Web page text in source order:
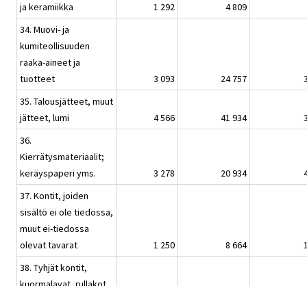
ja keramiikka
1 292
4 809
34. Muovi- ja
kumiteollisuuden
raaka-aineet ja
tuotteet
3 093 24 757
35. Talousjätteet, muut
jätteet, lumi
4 566 41 934
36.
Kierrätysmateriaalit;
keräyspaperi yms.
3 278 20 934
37. Kontit, joiden
sisältö ei ole tiedossa,
muut ei-tiedossa
olevat tavarat
1 250 8 664
38. Tyhjät kontit,